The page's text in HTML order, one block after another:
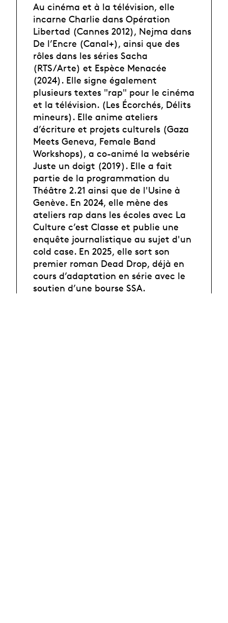
Au cinéma et à la télévision, elle
incarne Charlie dans Opération
Libertad (Cannes 2012), Nejma dans
De l’Encre (Canal+), ainsi que des
rôles dans les séries Sacha
(RTS/Arte) et Espèce Menacée
(2024). Elle signe également
plusieurs textes "rap" pour le cinéma
et la télévision. (Les Écorchés, Délits
mineurs). Elle anime ateliers
d’écriture et projets culturels (Gaza
Meets Geneva, Female Band
Workshops), a co-animé la websérie
Juste un doigt (2019). Elle a fait
partie de la programmation du
Théâtre 2.21 ainsi que de l'Usine à
Genève. En 2024, elle mène des
ateliers rap dans les écoles avec La
Culture c’est Classe et publie une
enquête journalistique au sujet d'un
cold case. En 2025, elle sort son
premier roman Dead Drop, déjà en
cours d’adaptation en série avec le
soutien d’une bourse SSA.